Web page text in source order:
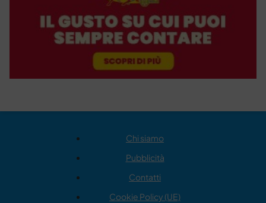
Chi siamo
Pubblicità
Contatti
Cookie Policy (UE)